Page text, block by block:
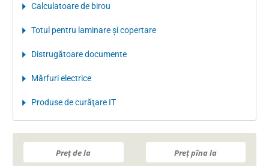
Calculatoare de birou
Totul pentru laminare şi copertare
Distrugătoare documente
Mărfuri electrice
Produse de curăţare IT